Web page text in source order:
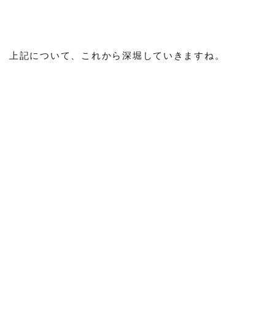
上記について、これから深堀していきますね。